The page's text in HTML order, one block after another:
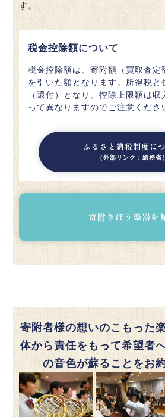
す。
税金控除額について
税金控除額は、寄附額（買取査定
を引いた額となります。所得税と
（還付）となり、控除上限額は収
って異なりますのでご注意くださ
ふるさと納税制度に
（外部リンク：総務省）
寄附きぼう楽器を
寄附者様の想いのこもった
体から責任をもって希望者
の音色が蘇ることをお